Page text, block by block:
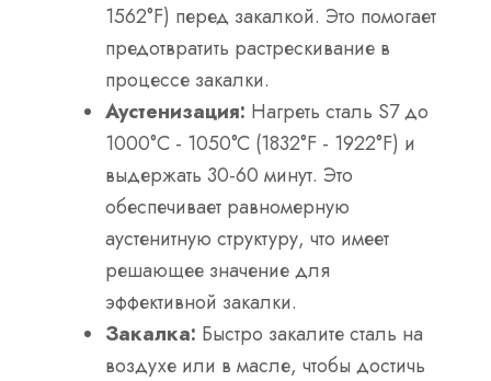
1562°F) перед закалкой. Это помогает
предотвратить растрескивание в
процессе закалки.
Аустенизация: Нагреть сталь S7 до
1000°C - 1050°C (1832°F - 1922°F) и
выдержать 30-60 минут. Это
обеспечивает равномерную
аустенитную структуру, что имеет
решающее значение для
эффективной закалки.
Закалка: Быстро закалите сталь на
воздухе или в масле, чтобы достичь